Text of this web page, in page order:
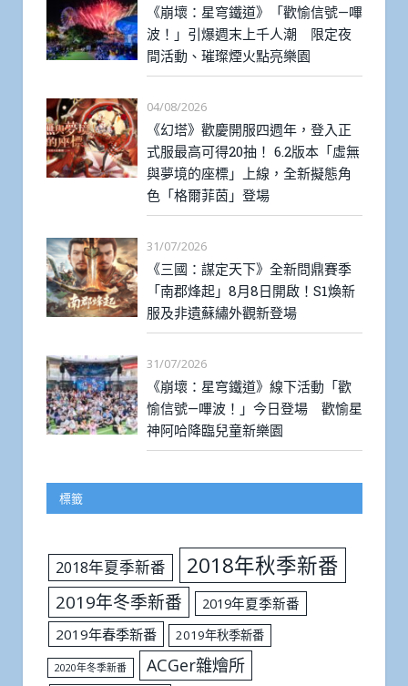
《崩壞：星穹鐵道》「歡愉信號—嗶
波！」引爆週末上千人潮 限定夜
間活動、璀璨煙火點亮樂園
04/08/2026
《幻塔》歡慶開服四週年，登入正
式服最高可得20抽！ 6.2版本「虛無
與夢境的座標」上線，全新擬態角
色「格爾菲茵」登場
31/07/2026
《三國：謀定天下》全新問鼎賽季
「南郡烽起」8月8日開啟！S1煥新
服及非遺蘇繡外觀新登場
31/07/2026
《崩壞：星穹鐵道》線下活動「歡
愉信號—嗶波！」今日登場 歡愉星
神阿哈降臨兒童新樂園
標籤
2018年夏季新番 2018年秋季新番
2019年冬季新番
2019年夏季新番
2019年春季新番
2019年秋季新番
2020年冬季新番 ACGer雜燴所